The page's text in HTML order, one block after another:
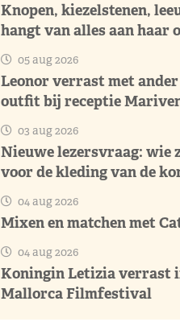
Knopen, kiezelstenen,
hangt van alles aan haar
05 aug 2026
Leonor verrast met
outfit bij receptie
03 aug 2026
Nieuwe lezersvraag: wie
voor de kleding van de
04 aug 2026
Mixen en matchen met
04 aug 2026
Koningin Letizia verrast
Mallorca Filmfestival